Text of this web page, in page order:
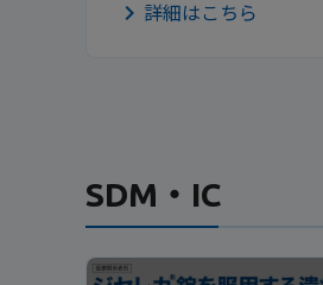
詳細はこちら
SDM・IC